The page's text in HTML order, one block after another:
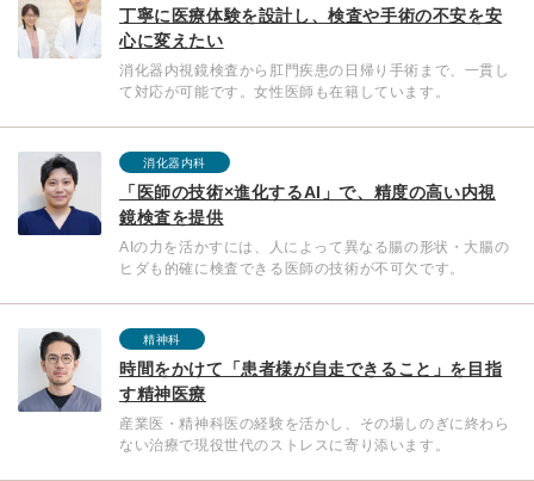
丁寧に医療体験を設計し、検査や手術の不安を安
心に変えたい
消化器内視鏡検査から肛門疾患の日帰り手術まで、一貫し
て対応が可能です。女性医師も在籍しています。
消化器内科
「医師の技術×進化するAI」で、精度の高い内視
鏡検査を提供
AIの力を活かすには、人によって異なる腸の形状・大腸の
ヒダも的確に検査できる医師の技術が不可欠です。
精神科
時間をかけて「患者様が自走できること」を目指
す精神医療
産業医・精神科医の経験を活かし、その場しのぎに終わら
ない治療で現役世代のストレスに寄り添います。